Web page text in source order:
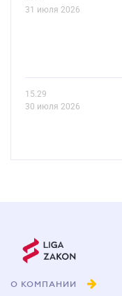
31 июля 2026
15.29
30 июля 2026
О КОМПАНИИ